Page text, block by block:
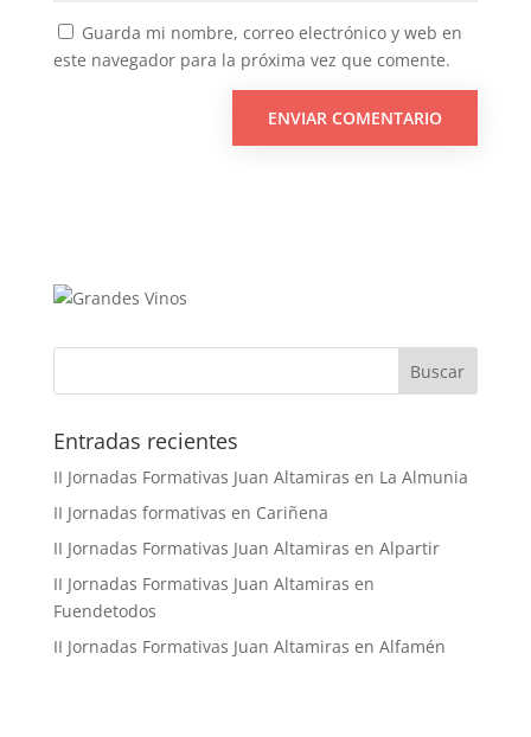
Guarda mi nombre, correo electrónico y web en
este navegador para la próxima vez que comente.
Buscar
Entradas recientes
II Jornadas Formativas Juan Altamiras en La Almunia
II Jornadas formativas en Cariñena
II Jornadas Formativas Juan Altamiras en Alpartir
II Jornadas Formativas Juan Altamiras en
Fuendetodos
II Jornadas Formativas Juan Altamiras en Alfamén